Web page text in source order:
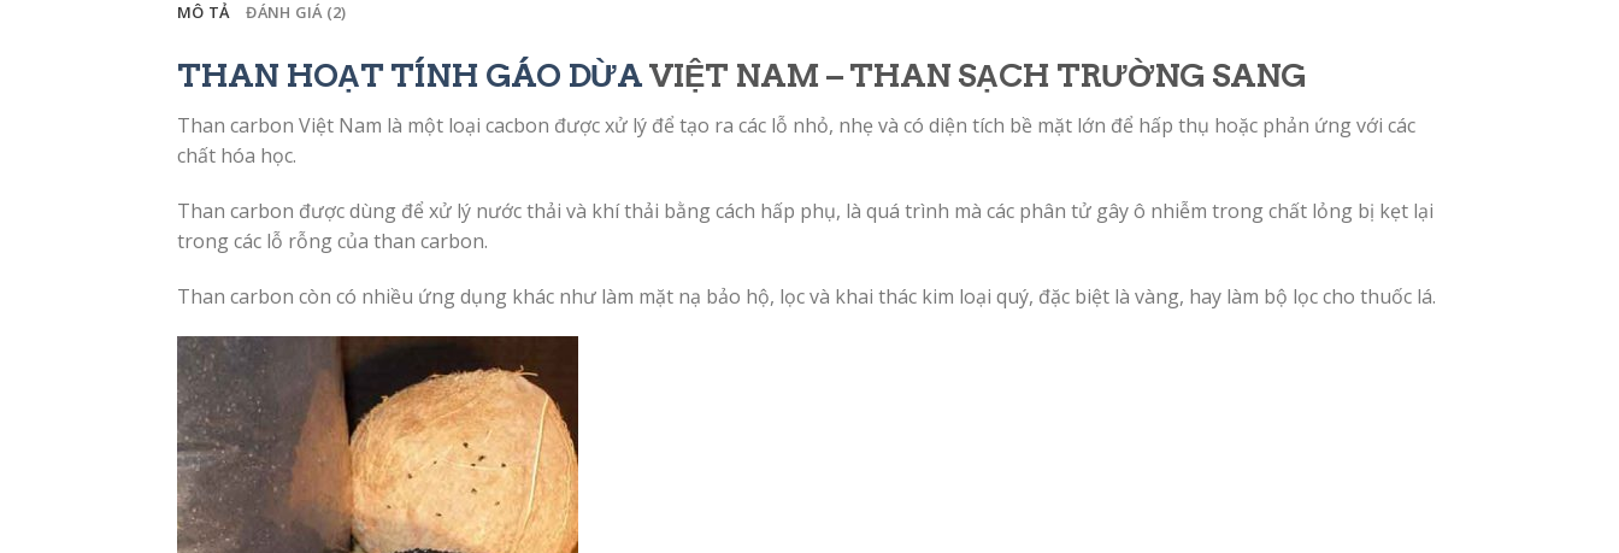
MÔ TẢ ĐÁNH GIÁ (2)
THAN HOẠT TÍNH GÁO DỪAVIỆT NAM – THAN SẠCH TRƯỜNG SANG
Than carbon Việt Nam là một loại cacbon được xử lý để tạo ra các lỗ nhỏ, nhẹ và có diện tích bề mặt lớn để hấp thụ hoặc phản ứng với các
chất hóa học.
Than carbon được dùng để xử lý nước thải và khí thải bằng cách hấp phụ, là quá trình mà các phân tử gây ô nhiễm trong chất lỏng bị kẹt lại
trong các lỗ rỗng của than carbon.
Than carbon còn có nhiều ứng dụng khác như làm mặt nạ bảo hộ, lọc và khai thác kim loại quý, đặc biệt là vàng, hay làm bộ lọc cho thuốc lá.